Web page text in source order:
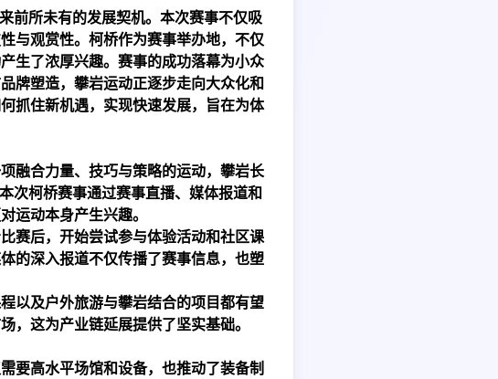
前所未有的发展契机。本次赛事不仅吸
与观赏性。柯桥作为赛事举办地，不仅
生了浓厚兴趣。赛事的成功落幕为小众
牌塑造，攀岩运动正逐步走向大众化和
抓住新机遇，实现快速发展，旨在为体
融合力量、技巧与策略的运动，攀岩长
次柯桥赛事通过赛事直播、媒体报道和
运动本身产生兴趣。
赛后，开始尝试参与体验活动和社区课
的深入报道不仅传播了赛事信息，也塑
以及户外旅游与攀岩结合的项目都有望
，这为产业链延展提供了坚实基础。
要高水平场馆和设备，也推动了装备制